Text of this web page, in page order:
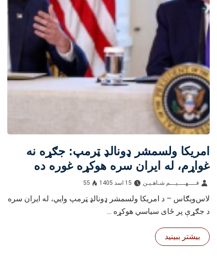
امریکا ولسمشر ډونالډ ټرمپ: جګړه نه
غواړم، له ایران سره هوکړه غوره ده
فــــهــــيـــم شـاهـیـن‎‎ 15 اسد 1405 55
لاس‌وېګاس – د امریکا ولسمشر ډونالډ ټرمپ وایي، له ایران سره
د جګړې پر ځای سیاسي هوکړه ...
بیشتر ببینید